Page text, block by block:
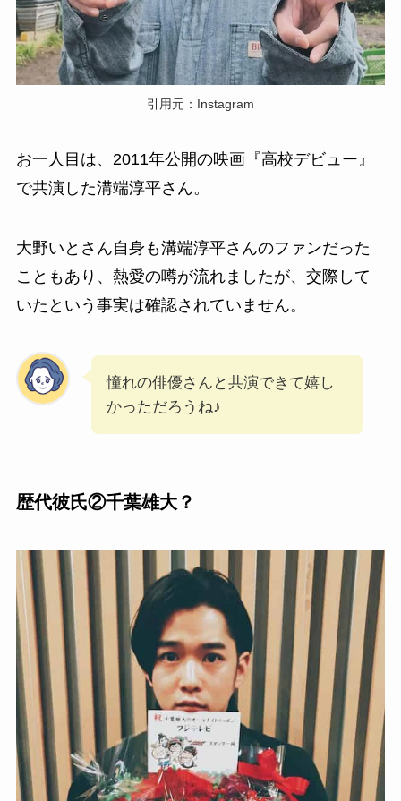
引用元：Instagram
お一人目は、2011年公開の映画『高校デビュー』
で共演した溝端淳平さん。
大野いとさん自身も溝端淳平さんのファンだった
こともあり、熱愛の噂が流れましたが、交際して
いたという事実は確認されていません。
憧れの俳優さんと共演できて嬉し
かっただろうね♪
歴代彼氏②千葉雄大？